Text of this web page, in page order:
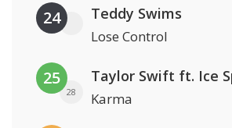
24 Teddy Swims
Lose Control
25
28
Taylor Swift ft. Ice
Karma